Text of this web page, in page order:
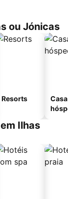
ou Jónicas
Resorts
Ilhas